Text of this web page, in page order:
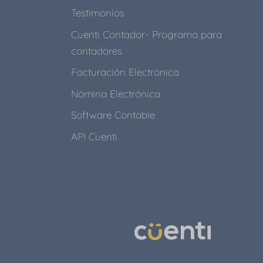
Testimonios
Cuenti Contador- Programa para
contadores
Facturación Electrónica
Nómina Electrónica
Software Contable
API Cuenti